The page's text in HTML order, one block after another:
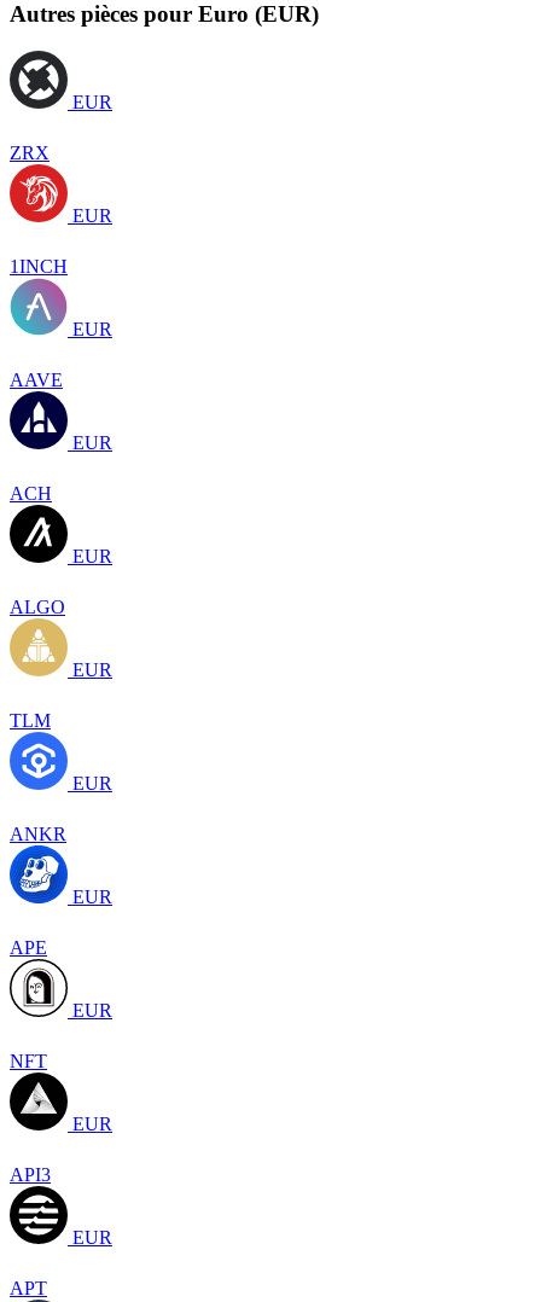
Autres pièces pour Euro (EUR)
EUR
ZRX
EUR
1INCH
EUR
AAVE
EUR
ACH
EUR
ALGO
EUR
TLM
EUR
ANKR
EUR
APE
EUR
NFT
EUR
API3
EUR
APT